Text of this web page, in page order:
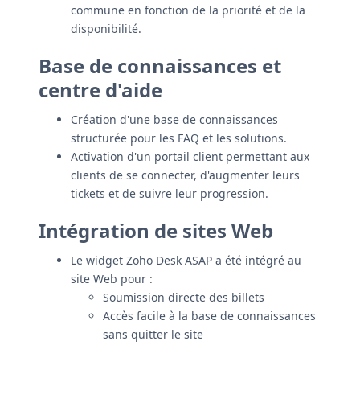
commune en fonction de la priorité et de la
disponibilité.
Base de connaissances et
centre d'aide
Création d'une base de connaissances
structurée pour les FAQ et les solutions.
Activation d'un portail client permettant aux
clients de se connecter, d'augmenter leurs
tickets et de suivre leur progression.
Intégration de sites Web
Le widget Zoho Desk ASAP a été intégré au
site Web pour :
Soumission directe des billets
Accès facile à la base de connaissances
sans quitter le site